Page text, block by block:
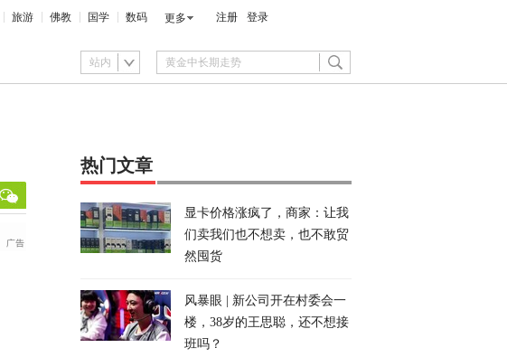
旅游 佛教 国学 数码 更多 注册 登录
站内
热门文章
显卡价格涨疯了，商家：让我
们卖我们也不想卖，也不敢贸
然囤货
风暴眼 | 新公司开在村委会一
楼，38岁的王思聪，还不想接
班吗？